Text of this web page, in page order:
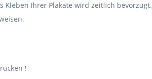
Kleben Ihrer Plakate wird zeitlich bevorzugt.
!